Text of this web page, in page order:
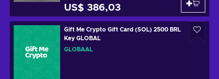
US$ 386,03
Gift Me Crypto Gift Card (SOL) 2500 BRL
Key GLOBAL
GLOBAAL